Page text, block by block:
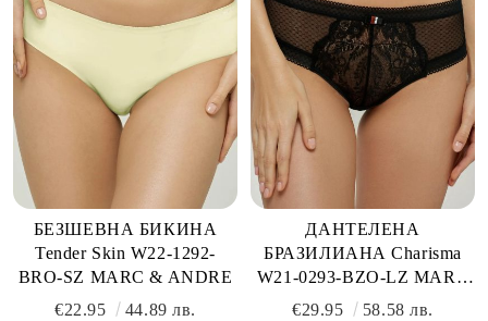
БЕЗШЕВНА БИКИНА
Tender Skin W22-1292-
BRO-SZ MARC & ANDRE
€22.95
44.89 лв.
ДАНТЕЛЕНА
БРАЗИЛИАНА Charisma
W21-0293-BZO-LZ MARC
& ANDRE
€29.95 58.58 лв.